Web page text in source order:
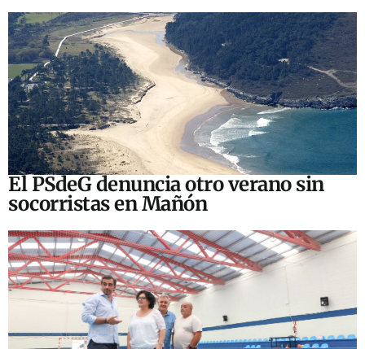
El PSdeG denuncia otro verano sin
socorristas en Mañón